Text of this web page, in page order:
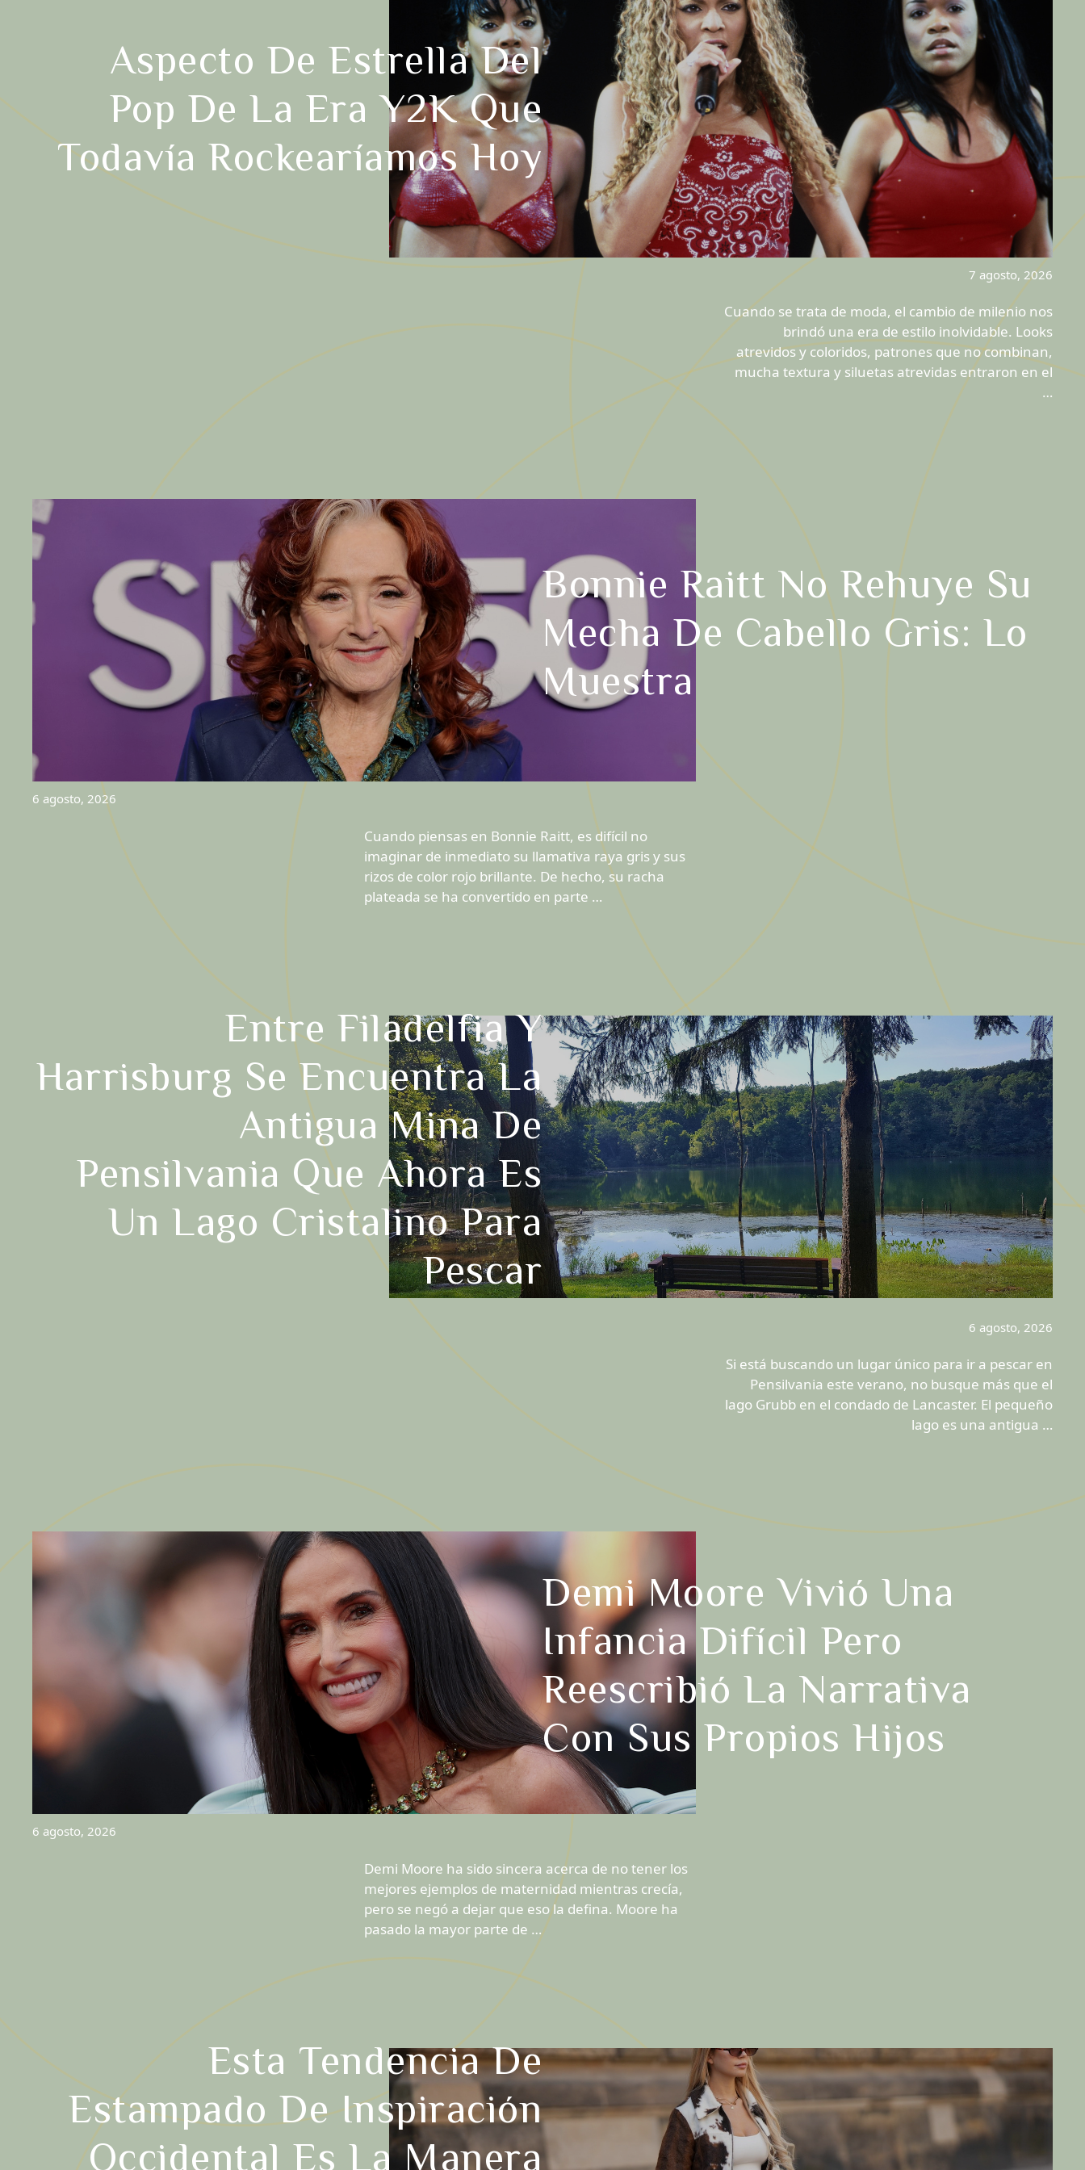
Aspecto De Estrella Del
Pop De La Era Y2K Que
Todavía Rockearíamos Hoy
7 agosto, 2026
Cuando se trata de moda, el cambio de milenio nos
brindó una era de estilo inolvidable. Looks
atrevidos y coloridos, patrones que no combinan,
mucha textura y siluetas atrevidas entraron en el
…
Bonnie Raitt No Rehuye Su
Mecha De Cabello Gris: Lo
Muestra
6 agosto, 2026
Cuando piensas en Bonnie Raitt, es difícil no
imaginar de inmediato su llamativa raya gris y sus
rizos de color rojo brillante. De hecho, su racha
plateada se ha convertido en parte …
Entre Filadelfia Y
Harrisburg Se Encuentra La
Antigua Mina De
Pensilvania Que Ahora Es
Un Lago Cristalino Para
Pescar
6 agosto, 2026
Si está buscando un lugar único para ir a pescar en
Pensilvania este verano, no busque más que el
lago Grubb en el condado de Lancaster. El pequeño
lago es una antigua …
Demi Moore Vivió Una
Infancia Difícil Pero
Reescribió La Narrativa
Con Sus Propios Hijos
6 agosto, 2026
Demi Moore ha sido sincera acerca de no tener los
mejores ejemplos de maternidad mientras crecía,
pero se negó a dejar que eso la defina. Moore ha
pasado la mayor parte de …
Esta Tendencia De
Estampado De Inspiración
Occidental Es La Manera